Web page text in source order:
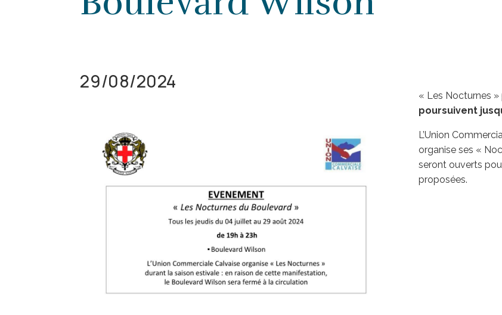
29/08/2024
« Les Nocturnes
poursuivent
L’Union
organise ses «
seront ouverts
proposées.